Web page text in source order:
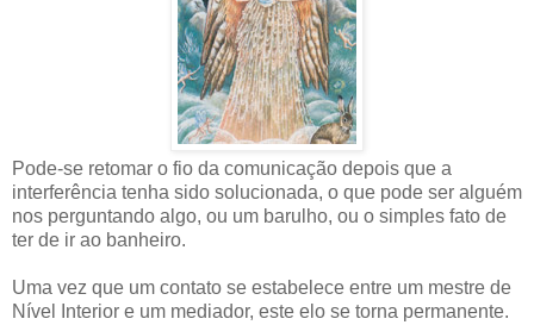
Pode-se retomar o fio da comunicação depois que a
interferência tenha sido solucionada, o que pode ser alguém
nos perguntando algo, ou um barulho, ou o simples fato de
ter de ir ao banheiro.
Uma vez que um contato se estabelece entre um mestre de
Nível Interior e um mediador, este elo se torna permanente.